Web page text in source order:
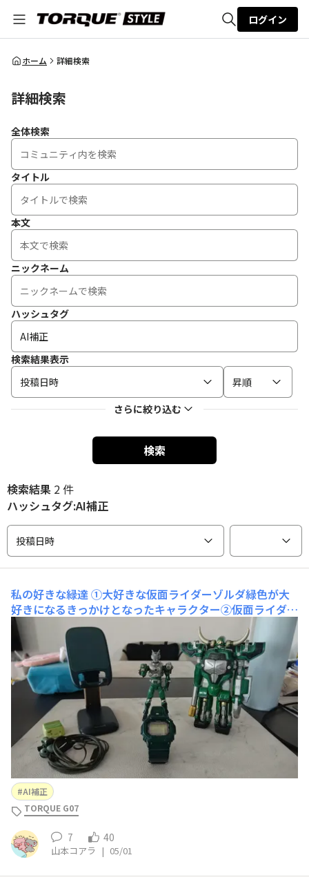
全体検索
ログイン
ホーム 詳細検索
詳細検索
全体検索
タイトル
本文
ニックネーム
ハッシュタグ
検索結果表示
投稿日時
昇順
さらに絞り込む
検索
検索結果 2 件
ハッシュタグ:AI補正
投稿日時
私の好きな緑達①大好きな仮面ライダーゾルダ緑色が大
好きになるきっかけとなったキャラクター②仮面ライダー
ゾルダの契約モンスター・マグナギガ➂スマホスタンド➃
腕時計⑤色で選んだイヤホン仮面ライダーゾルダは仮面ラ
イダー龍騎と言う作品の中でも必殺技が圧倒的にずるい！
たまに洋服も緑っぽくなることがあって、リュックも緑な
ので
AI補正
TORQUE G07
7 40
山本コアラ | 05/01